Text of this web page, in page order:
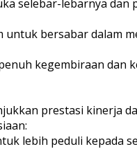
selebar-lebarnya dan
bersabar dalam
kegembiraan
prestasi kinerja
lebih peduli kepada